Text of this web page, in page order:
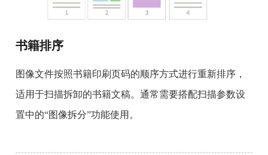
书籍排序
图像文件按照书籍印刷页码的顺序方式进行重新排序，
适用于扫描拆卸的书籍文稿。通常需要搭配扫描参数设
置中的“图像拆分”功能使用。